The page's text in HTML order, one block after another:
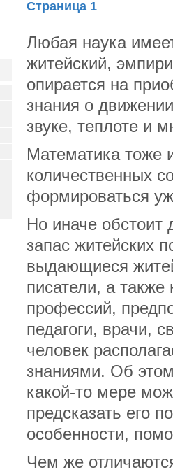
Страница 1
Любая наука
житейский,
опирается на
знания о
звуке, теплоте и
Математика тоже
количественных
формироваться
Но иначе обстоит
запас житейских
выдающиеся
писатели, а также
профессий,
педагоги, врачи,
человек
знаниями. Об
какой-то мере
предсказать его
особенности,
Чем же